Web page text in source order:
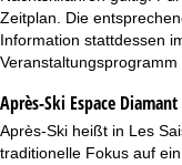
Zeitplan. Die
Information stattdessen
Veranstaltungsprogramm
Après-Ski Espace Diamant
Après-Ski heißt in Les
traditionelle Fokus auf